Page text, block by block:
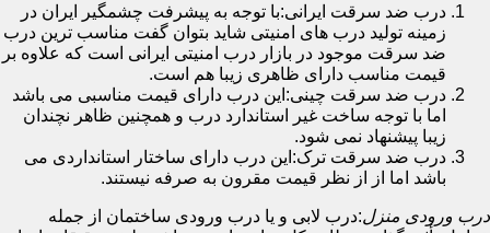
درب ضد سرقت ایرانی:با توجه به پیشرفت چشمگیر ایران در
زمینه تولید درب های امنیتی شاید بتوان گفت مناسب ترین درب
ضد سرقت موجود در بازار درب امنیتی ایرانی است که علاوه بر
قیمت مناسب دارای ظاهری زیبا هم است.
درب ضد سرقت چینی:این درب دارای قیمت مناسبی می باشد
اما با توجه ساخت غیر استاندارد درب و همچنین ظاهر نچندان
زیبا پیشنهاد نمی شود.
درب ضد سرقت ترک:این درب دارای ساختار استانداردی می
باشد اما از از نظر قیمت مقرون به صرفه نیستند.
درب ورودی منزل:درب لابی و یا درب ورودی ساختمان از جمله